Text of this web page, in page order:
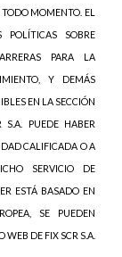
MOMENTO. EL
SOBRE
PARA LA
Y DEMÁS
EN LA SECCIÓN
PUEDE HABER
CALIFICADA O A
SERVICIO DE
ESTÁ BASADO EN
SE PUEDEN
DE FIX SCR S.A.